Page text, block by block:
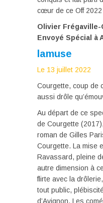
cœur de ce Off 2022
Olivier Frégaville-
Envoyé Spécial à
lamuse
Le 13 juillet 2022
Courgette, coup de
aussi drôle
Au départ de ce
de Courgette
roman de Gilles
Courgette. La mise
Ravassard, pleine
autre dimension à
flirte avec la
tout public,
d’Avignon. Les